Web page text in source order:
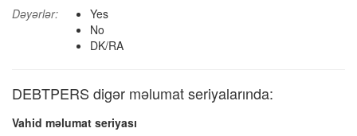
Dəyərlər:
Yes
No
DK/RA
DEBTPERS digər məlumat seriyalarında:
Vahid məlumat seriyası